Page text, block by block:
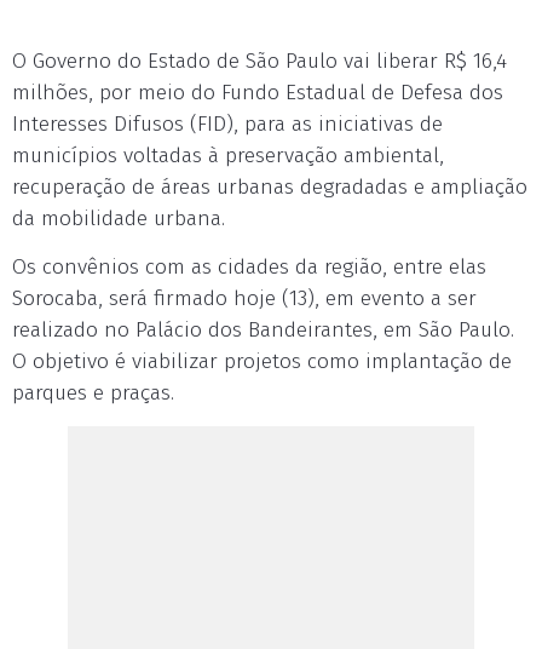
O Governo do Estado de São Paulo vai liberar R$ 16,4
milhões, por meio do Fundo Estadual de Defesa dos
Interesses Difusos (FID), para as iniciativas de
municípios voltadas à preservação ambiental,
recuperação de áreas urbanas degradadas e ampliação
da mobilidade urbana.
Os convênios com as cidades da região, entre elas
Sorocaba, será firmado hoje (13), em evento a ser
realizado no Palácio dos Bandeirantes, em São Paulo.
O objetivo é viabilizar projetos como implantação de
parques e praças.